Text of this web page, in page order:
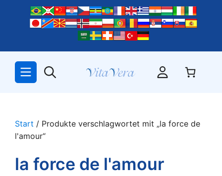
springen
Start / Produkte verschlagwortet mit „la force de
l'amour“
la force de l'amour